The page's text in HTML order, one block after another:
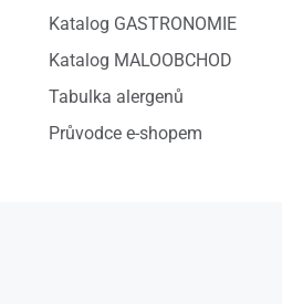
Katalog GASTRONOMIE
Katalog MALOOBCHOD
Tabulka alergenů
Průvodce e-shopem